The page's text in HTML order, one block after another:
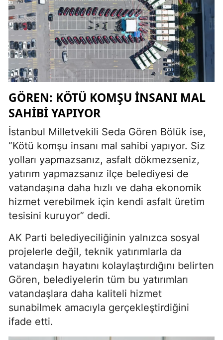
GÖREN: KÖTÜ KOMŞU İNSANI MAL
SAHİBİ YAPIYOR
İstanbul Milletvekili Seda Gören Bölük ise,
“Kötü komşu insanı mal sahibi yapıyor. Siz
yolları yapmazsanız, asfalt dökmezseniz,
yatırım yapmazsanız ilçe belediyesi de
vatandaşına daha hızlı ve daha ekonomik
hizmet verebilmek için kendi asfalt üretim
tesisini kuruyor” dedi.
AK Parti belediyeciliğinin yalnızca sosyal
projelerle değil, teknik yatırımlarla da
vatandaşın hayatını kolaylaştırdığını belirten
Gören, belediyelerin tüm bu yatırımları
vatandaşlara daha kaliteli hizmet
sunabilmek amacıyla gerçekleştirdiğini
ifade etti.